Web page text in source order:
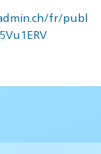
fr/publ